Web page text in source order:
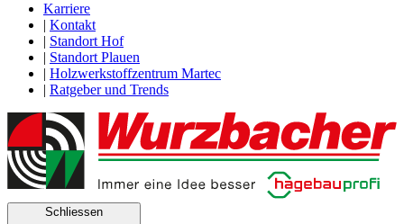
Karriere
| Kontakt
| Standort Hof
| Standort Plauen
| Holzwerkstoffzentrum Martec
| Ratgeber und Trends
Schliessen